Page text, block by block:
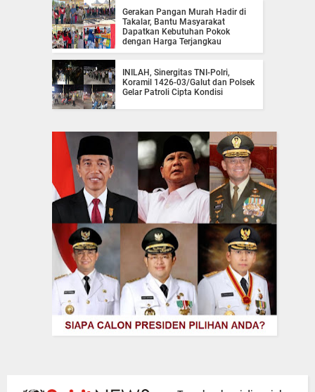
Gerakan Pangan Murah Hadir di
Takalar, Bantu Masyarakat
Dapatkan Kebutuhan Pokok
dengan Harga Terjangkau
INILAH, Sinergitas TNI-Polri,
Koramil 1426-03/Galut dan Polsek
Gelar Patroli Cipta Kondisi